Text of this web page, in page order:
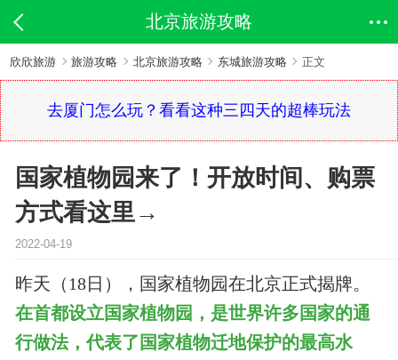
北京旅游攻略
欣欣旅游 旅游攻略 北京旅游攻略 东城旅游攻略 正文
去厦门怎么玩？看看这种三四天的超棒玩法
国家植物园来了！开放时间、购票
方式看这里→
2022-04-19
昨天（18日），国家植物园在北京正式揭牌。
在首都设立国家植物园，是世界许多国家的通
行做法，代表了国家植物迁地保护的最高水